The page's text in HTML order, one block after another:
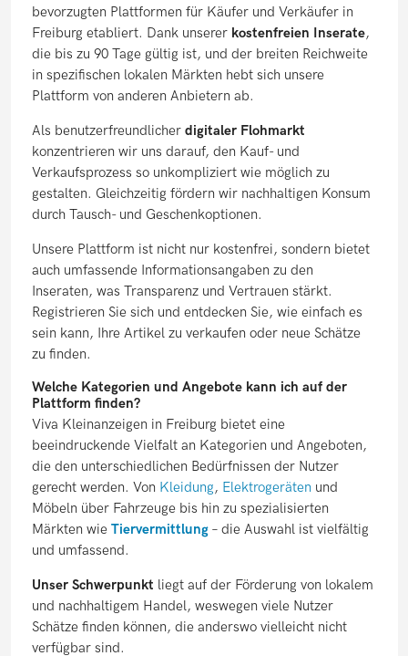
bevorzugten Plattformen für Käufer und Verkäufer in
Freiburg etabliert. Dank unserer kostenfreien Inserate,
die bis zu 90 Tage gültig ist, und der breiten Reichweite
in spezifischen lokalen Märkten hebt sich unsere
Plattform von anderen Anbietern ab.
Als benutzerfreundlicher digitaler Flohmarkt
konzentrieren wir uns darauf, den Kauf- und
Verkaufsprozess so unkompliziert wie möglich zu
gestalten. Gleichzeitig fördern wir nachhaltigen Konsum
durch Tausch- und Geschenkoptionen.
Unsere Plattform ist nicht nur kostenfrei, sondern bietet
auch umfassende Informationsangaben zu den
Inseraten, was Transparenz und Vertrauen stärkt.
Registrieren Sie sich und entdecken Sie, wie einfach es
sein kann, Ihre Artikel zu verkaufen oder neue Schätze
zu finden.
Welche Kategorien und Angebote kann ich auf der
Plattform finden?
Viva Kleinanzeigen in Freiburg bietet eine
beeindruckende Vielfalt an Kategorien und Angeboten,
die den unterschiedlichen Bedürfnissen der Nutzer
gerecht werden. Von Kleidung, Elektrogeräten und
Möbeln über Fahrzeuge bis hin zu spezialisierten
Märkten wie Tiervermittlung– die Auswahl ist vielfältig
und umfassend.
Unser Schwerpunkt liegt auf der Förderung von lokalem
und nachhaltigem Handel, weswegen viele Nutzer
Schätze finden können, die anderswo vielleicht nicht
verfügbar sind.